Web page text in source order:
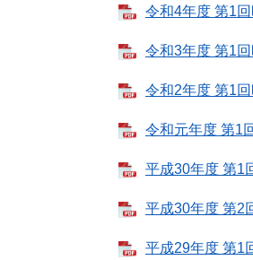
令和4年度 第1
令和3年度 第1
令和2年度 第1
令和元年度 第1
平成30年度 第1
平成30年度 第2
平成29年度 第1